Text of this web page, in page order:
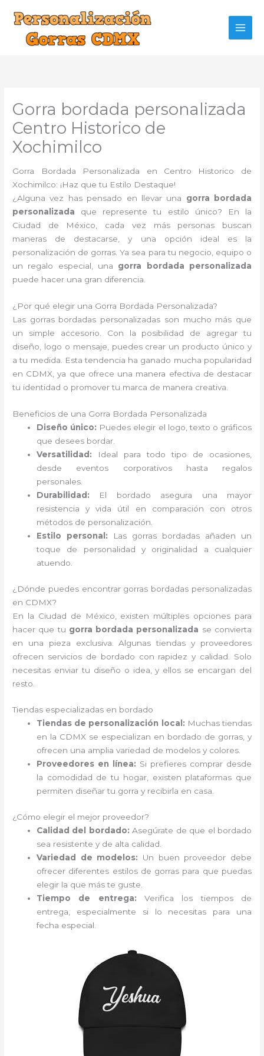
contenido
Gorra bordada personalizada
Centro Historico de
Xochimilco
Gorra Bordada Personalizada en Centro Historico de
Xochimilco: ¡Haz que tu Estilo Destaque!
¿Alguna vez has pensado en llevar una gorra bordada
personalizada que represente tu estilo único? En la
Ciudad de México, cada vez más personas buscan
maneras de destacarse, y una opción ideal es la
personalización de gorras. Ya sea para tu negocio, equipo o
un regalo especial, una gorra bordada personalizada
puede hacer una gran diferencia.
¿Por qué elegir una Gorra Bordada Personalizada?
Las gorras bordadas personalizadas son mucho más que
un simple accesorio. Con la posibilidad de agregar tu
diseño, logo o mensaje, puedes crear un producto único y
a tu medida. Esta tendencia ha ganado mucha popularidad
en CDMX, ya que ofrece una manera efectiva de destacar
tu identidad o promover tu marca de manera creativa.
Beneficios de una Gorra Bordada Personalizada
Diseño único: Puedes elegir el logo, texto o gráficos
que desees bordar.
Versatilidad: Ideal para todo tipo de ocasiones,
desde eventos corporativos hasta regalos
personales.
Durabilidad: El bordado asegura una mayor
resistencia y vida útil en comparación con otros
métodos de personalización.
Estilo personal: Las gorras bordadas añaden un
toque de personalidad y originalidad a cualquier
atuendo.
¿Dónde puedes encontrar gorras bordadas personalizadas
en CDMX?
En la Ciudad de México, existen múltiples opciones para
hacer que tu gorra bordada personalizada se convierta
en una pieza exclusiva. Algunas tiendas y proveedores
ofrecen servicios de bordado con rapidez y calidad. Solo
necesitas enviar tu diseño o idea, y ellos se encargan del
resto.
Tiendas especializadas en bordado
Tiendas de personalización local: Muchas tiendas
en la CDMX se especializan en bordado de gorras, y
ofrecen una amplia variedad de modelos y colores.
Proveedores en línea: Si prefieres comprar desde
la comodidad de tu hogar, existen plataformas que
permiten diseñar tu gorra y recibirla en casa.
¿Cómo elegir el mejor proveedor?
Calidad del bordado: Asegúrate de que el bordado
sea resistente y de alta calidad.
Variedad de modelos: Un buen proveedor debe
ofrecer diferentes estilos de gorras para que puedas
elegir la que más te guste.
Tiempo de entrega: Verifica los tiempos de
entrega, especialmente si lo necesitas para una
fecha especial.